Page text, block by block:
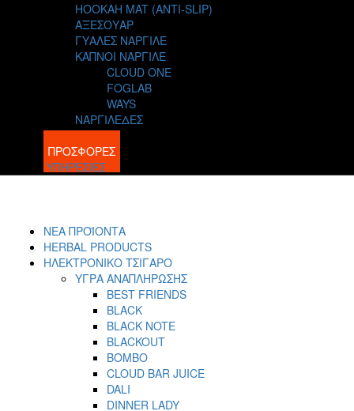
HOOKAH MAT (ANTI-SLIP)
ΑΞΕΣΟΥΑΡ
ΓΥΑΛΕΣ ΝΑΡΓΙΛΕ
ΚΑΠΝΟΙ ΝΑΡΓΙΛΕ
CLOUD ONE
FOGLAB
WAYS
ΝΑΡΓΙΛΕΔΕΣ
BLOG
ΠΡΟΣΦΟΡΕΣ
ΥΠΗΡΕΣΙΕΣ
ΝΕΑ ΠΡΟΪΟΝΤΑ
HERBAL PRODUCTS
ΗΛΕΚΤΡΟΝΙΚΟ ΤΣΙΓΑΡΟ
ΥΓΡΑ ΑΝΑΠΛΗΡΩΣΗΣ
BEST FRIENDS
BLACK
BLACK NOTE
BLACKOUT
BOMBO
CLOUD BAR JUICE
DALI
DINNER LADY